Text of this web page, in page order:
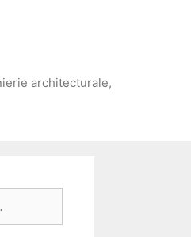
architecturale,